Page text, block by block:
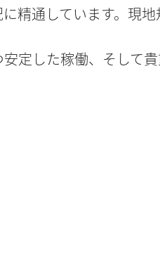
精通しています。現
定した稼働、そして